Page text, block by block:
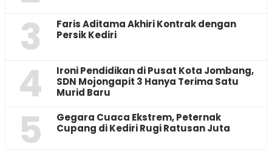
3
Faris Aditama Akhiri Kontrak dengan
Persik Kediri
4
Ironi Pendidikan di Pusat Kota Jombang,
SDN Mojongapit 3 Hanya Terima Satu
Murid Baru
5
‎Gegara Cuaca Ekstrem, Peternak
Cupang di Kediri Rugi Ratusan Juta